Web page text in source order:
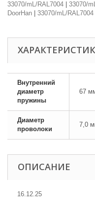
33070/mL/RAL7004 33070/
DoorHan
33070/mL/RAL7004
Внутренний
диаметр
пружины
67
Диаметр
проволоки
7,0
ОПИСАНИЕ
16.12.25